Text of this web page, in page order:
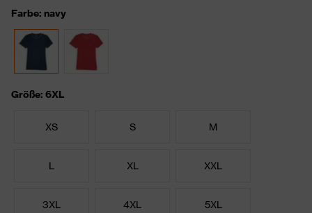
Farbe: navy
Größe: 6XL
XS S M
L XL XXL
3XL 4XL 5XL